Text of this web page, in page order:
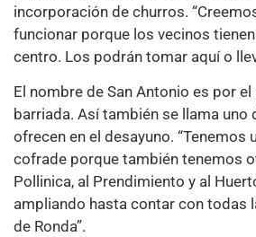
incorporación de churros.
funcionar porque los vecinos
centro. Los podrán tomar aquí o
El nombre de San Antonio es por
barriada. Así también se llama uno
ofrecen en el desayuno. “Tenemos
cofrade porque también tenemos
Pollinica, al Prendimiento y al
ampliando hasta contar con todas
de Ronda”.